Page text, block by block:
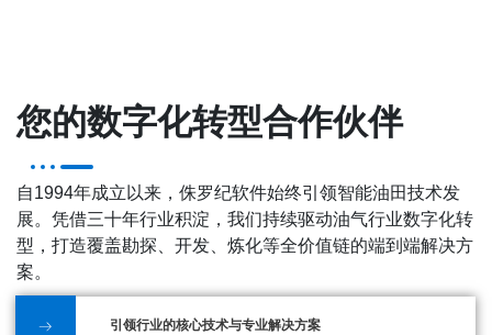
您的数字化转型合作伙伴
自1994年成立以来，侏罗纪软件始终引领智能油田技术发
展。凭借三十年行业积淀，我们持续驱动油气行业数字化转
型，打造覆盖勘探、开发、炼化等全价值链的端到端解决方
案。
引领行业的核心技术与专业解决方案